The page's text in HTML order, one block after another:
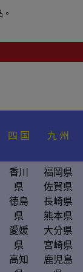
四 国 九 州
香川
県
徳島
県
愛媛
県
高知
福岡県
佐賀県
長崎県
熊本県
大分県
宮崎県
鹿児島